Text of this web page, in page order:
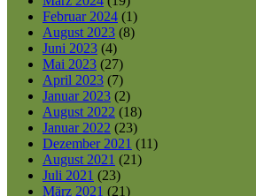
Februar 2024 (1)
August 2023 (8)
Juni 2023 (4)
Mai 2023 (27)
April 2023 (7)
Januar 2023 (2)
August 2022 (18)
Januar 2022 (23)
Dezember 2021 (11)
August 2021 (21)
Juli 2021 (23)
März 2021 (21)